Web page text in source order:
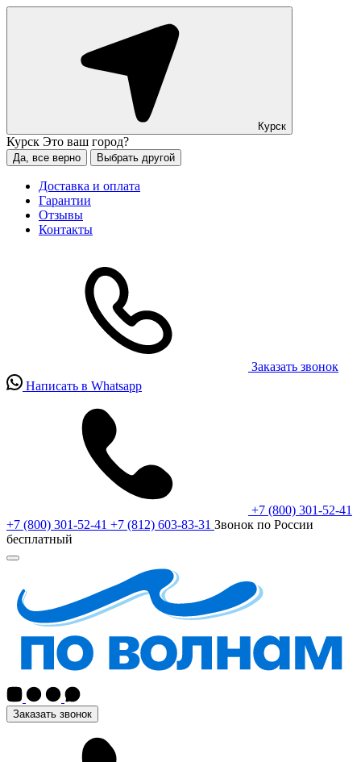
Курск
Курск Это ваш город?
Да, все верно Выбрать другой
Доставка и оплата
Гарантии
Отзывы
Контакты
Заказать звонок
Написать в Whatsapp
+7 (800) 301-52-41
+7 (800) 301-52-41 +7 (812) 603-83-31 Звонок по России
бесплатный
Заказать звонок